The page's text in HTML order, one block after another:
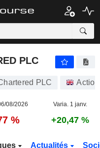
PLC
PLC
08/2026 Varia. 1 janv.
% +20,47 %
Actualités